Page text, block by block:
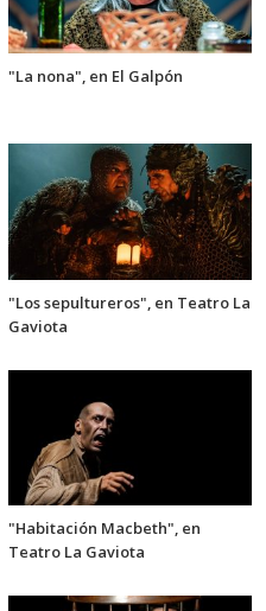
"La nona", en El Galpón
"Los sepultureros", en Teatro La
Gaviota
"Habitación Macbeth", en
Teatro La Gaviota